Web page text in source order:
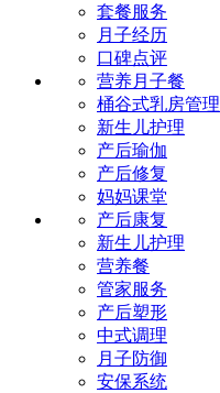
套餐服务
月子经历
口碑点评
营养月子餐
桶谷式乳房管理
新生儿护理
产后瑜伽
产后修复
妈妈课堂
产后康复
新生儿护理
营养餐
管家服务
产后塑形
中式调理
月子防御
安保系统